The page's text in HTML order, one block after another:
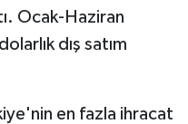
Ocak-Haziran
dış satım
en fazla ihracat